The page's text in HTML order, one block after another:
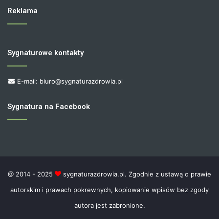
Reklama
Sygnaturowe kontakty
E-mail: biuro@sygnaturazdrowia.pl
Sygnatura na Facebook
@ 2014 - 2025
sygnaturazdrowia.pl. Zgodnie z ustawą o prawie
autorskim i prawach pokrewnych, kopiowanie wpisów bez zgody
autora jest zabronione.